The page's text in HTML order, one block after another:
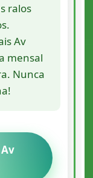
ralos
Av
mensal
Nunca